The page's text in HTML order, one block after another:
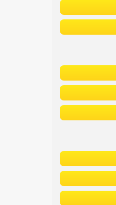
Сетевые отели Мальдив
Сетевые отели Сейшел
Сетевые отели Маврикия